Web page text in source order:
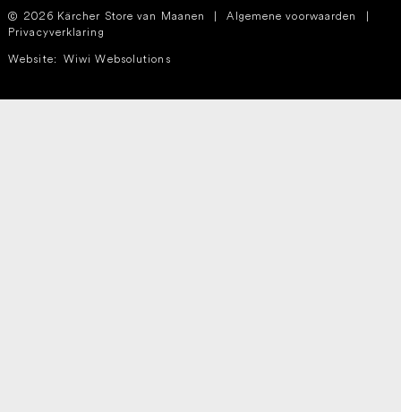
2026 Kärcher Store van Maanen | Algemene voorwaarden
|
Privacyverklaring
Website: Wiwi Websolutions